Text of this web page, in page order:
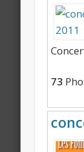
73